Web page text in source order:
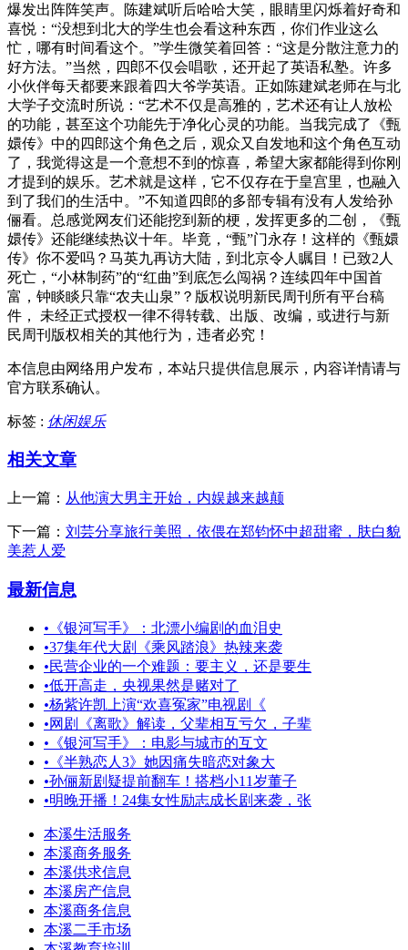
爆发出阵阵笑声。陈建斌听后哈哈大笑，眼睛里闪烁着好奇和
喜悦：“没想到北大的学生也会看这种东西，你们作业这么
忙，哪有时间看这个。”学生微笑着回答：“这是分散注意力的
好方法。”当然，四郎不仅会唱歌，还开起了英语私塾。许多
小伙伴每天都要来跟着四大爷学英语。正如陈建斌老师在与北
大学子交流时所说：“艺术不仅是高雅的，艺术还有让人放松
的功能，甚至这个功能先于净化心灵的功能。当我完成了《甄
嬛传》中的四郎这个角色之后，观众又自发地和这个角色互动
了，我觉得这是一个意想不到的惊喜，希望大家都能得到你刚
才提到的娱乐。艺术就是这样，它不仅存在于皇宫里，也融入
到了我们的生活中。”不知道四郎的多部专辑有没有人发给孙
俪看。总感觉网友们还能挖到新的梗，发挥更多的二创，《甄
嬛传》还能继续热议十年。毕竟，“甄”门永存！这样的《甄嬛
传》你不爱吗？马英九再访大陆，到北京令人瞩目！已致2人
死亡，“小林制药”的“红曲”到底怎么闯祸？连续四年中国首
富，钟睒睒只靠“农夫山泉”？版权说明新民周刊所有平台稿
件， 未经正式授权一律不得转载、出版、改编，或进行与新
民周刊版权相关的其他行为，违者必究！
本信息由网络用户发布， 本站只提供信息展示，内容详情请与
官方联系确认。
标签 : 休闲娱乐
相关文章
上一篇： 从他演大男主开始，内娱越来越颠
下一篇： 刘芸分享旅行美照，依偎在郑钧怀中超甜蜜，肤白貌
美惹人爱
最新信息
• 《银河写手》：北漂小编剧的血泪史
•37集年代大剧《乘风踏浪》热辣来袭
•民营企业的一个难题：要主义，还是要生
•低开高走，央视果然是赌对了
•杨紫许凯上演“欢喜冤家”电视剧《
•网剧《离歌》解读，父辈相互亏欠，子辈
• 《银河写手》：电影与城市的互文
• 《半熟恋人3》她因痛失暗恋对象大
•孙俪新剧疑提前翻车！搭档小11岁董子
•明晚开播！24集女性励志成长剧来袭，张
本溪生活服务
本溪商务服务
本溪供求信息
本溪房产信息
本溪商务信息
本溪二手市场